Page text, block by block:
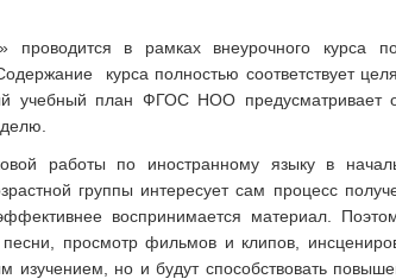
в рамках внеурочного курса
курса полностью соответствует
план ФГОС НОО предусматривает
работы по иностранному языку в
группы интересует сам процесс
воспринимается материал.
просмотр фильмов и клипов,
изучением, но и будут способствовать